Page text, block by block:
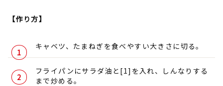
【作り方】
キャベツ、たまねぎを食べやすい大きさに切る。
フライパンにサラダ油と[1]を入れ、しんなりする
まで炒める。